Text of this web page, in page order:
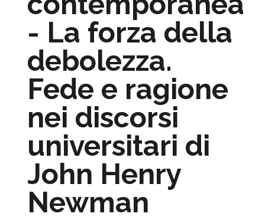
- La forza della
debolezza.
Fede e ragione
nei discorsi
universitari di
John Henry
Newman